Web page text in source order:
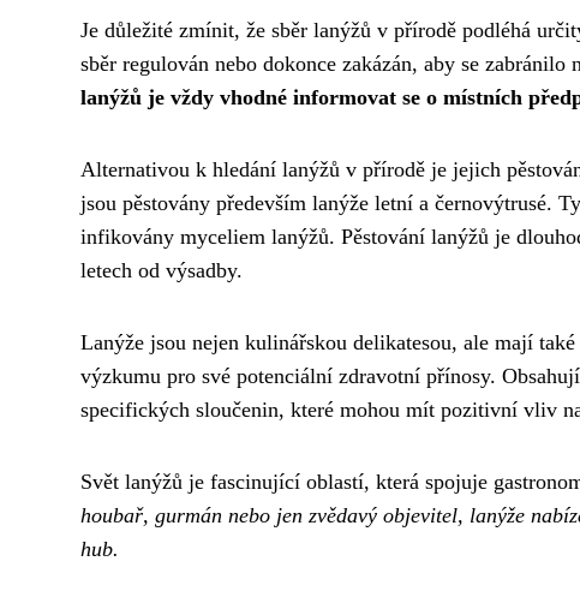
Je důležité zmínit, že sběr lanýžů v přírodě podléhá
sběr regulován nebo dokonce zakázán, aby se
lanýžů je vždy vhodné informovat se o místních
Alternativou k hledání lanýžů v přírodě je jejich
jsou pěstovány především lanýže letní a černovýtrusé.
infikovány myceliem lanýžů. Pěstování lanýžů je
letech od výsadby.
Lanýže jsou nejen kulinářskou delikatesou, ale mají
výzkumu pro své potenciální zdravotní přínosy.
specifických sloučenin, které mohou mít pozitivní vliv
Svět lanýžů je fascinující oblastí, která spojuje
houbař, gurmán nebo jen zvědavý objevitel, lanýže
hub.